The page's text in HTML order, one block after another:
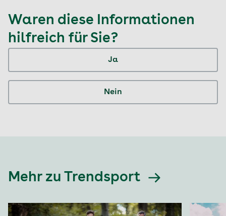
Waren diese Informationen
hilfreich für Sie?
Ja
Nein
Mehr zu Trendsport